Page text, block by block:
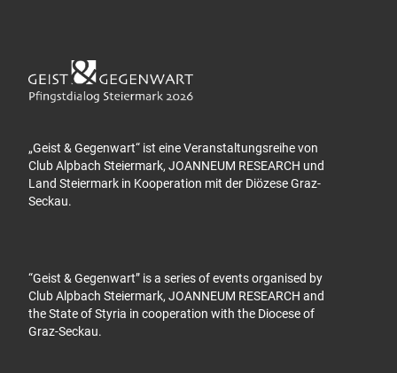
„Geist & Gegenwart“ ist eine Veranstaltungsreihe von
Club Alpbach Steiermark, JOANNEUM RESEARCH und
Land Steiermark in Kooperation mit der Diözese Graz-
Seckau.
“Geist & Gegenwart” is a series of events organised by
Club Alpbach Steiermark, JOANNEUM RESEARCH and
the State of Styria in cooperation with the Diocese of
Graz-Seckau.